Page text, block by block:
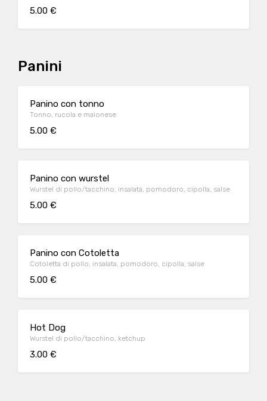
5.00 €
Panini
Panino con tonno
Tonno, rucola e maionese
5.00 €
Panino con wurstel
Wurstel di pollo/tacchino, insalata, pomodoro, cipolla, salse
5.00 €
Panino con Cotoletta
Cotoletta di pollo, insalata, pomodoro, cipolla, salse
5.00 €
Hot Dog
Wurstel di pollo/tacchino, ketchup
3.00 €